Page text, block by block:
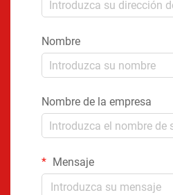
Nombre
Nombre de la empresa
Mensaje